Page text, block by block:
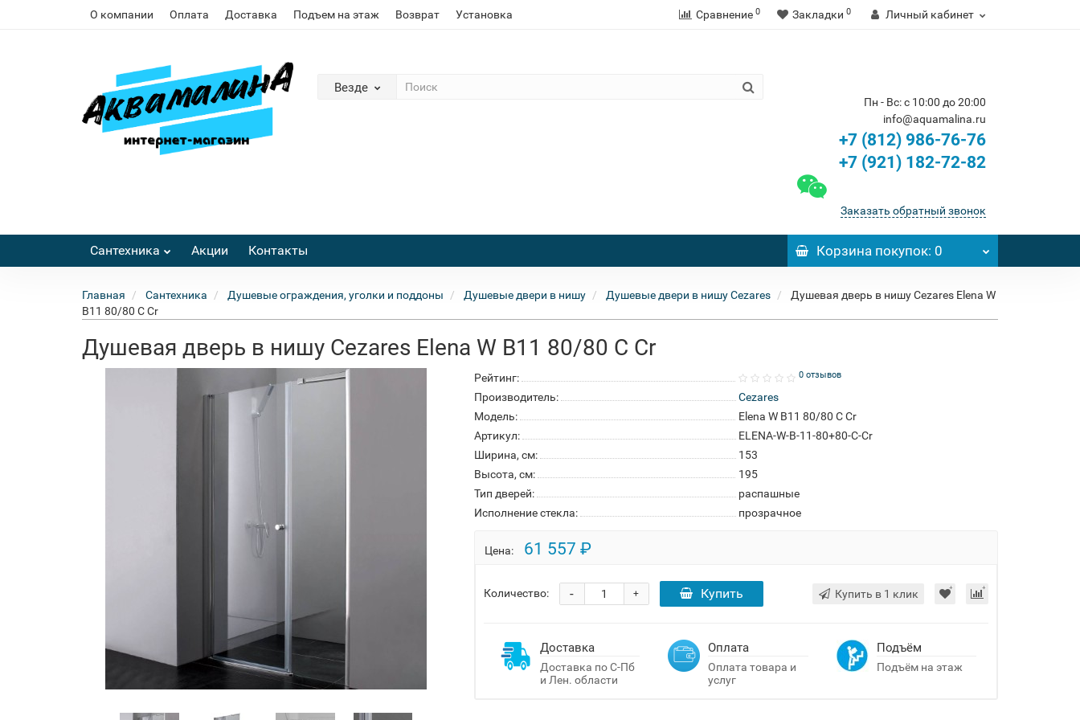
О компании Оплата Доставка Подъем на этаж Возврат Установка Сравнение 0 Закладки 0 Личный кабинет
Везде
Пн - Вс: с 10:00 до 20:00
info@aquamalina.ru
+7 (812) 986-76-76
+7 (921) 182-72-82
Заказать обратный звонок
Сантехника Акции Контакты Корзинапокупок: 0
Главная Сантехника Душевые ограждения, уголки и поддоны Душевые двери в нишу Душевые двери в нишу Cezares
Душевая дверь в нишу Cezares Elena W
B11 80/80 C Cr
Душевая дверь в нишу Cezares Elena W B11 80/80 C Cr
Рейтинг: 0 отзывов
Производитель:
Cezares
Модель:
Elena W B11 80/80 C Cr
Артикул:
ELENA-W-B-11-80+80-C-Cr
Ширина, см:
153
Высота, см:
195
Тип дверей:
распашные
Исполнение стекла:
прозрачное
Цена: 61 557 ₽
Количество: +
- Купить Купить в 1 клик
Доставка
Доставка по С-Пб
и Лен. области
Оплата
Оплата товара и
услуг
Подъём
Подъём на этаж